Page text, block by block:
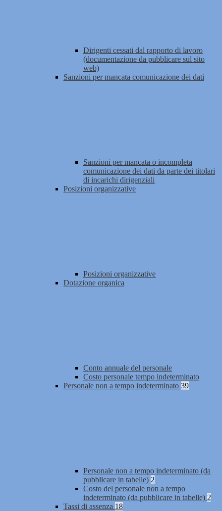
Dirigenti cessati dal rapporto di lavoro
(documentazione da pubblicare sul sito
web)
Sanzioni per mancata comunicazione dei dati
Sanzioni per mancata o incompleta
comunicazione dei dati da parte dei titolari
di incarichi dirigenziali
Posizioni organizzative
Posizioni organizzative
Dotazione organica
Conto annuale del personale
Costo personale tempo indeterminato
Personale non a tempo indeterminato 39
Personale non a tempo indeterminato (da
pubblicare in tabelle) 2
Costo del personale non a tempo
indeterminato (da pubblicare in tabelle) 2
Tassi di assenza 18